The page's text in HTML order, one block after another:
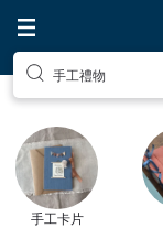
手工禮物
手工卡片